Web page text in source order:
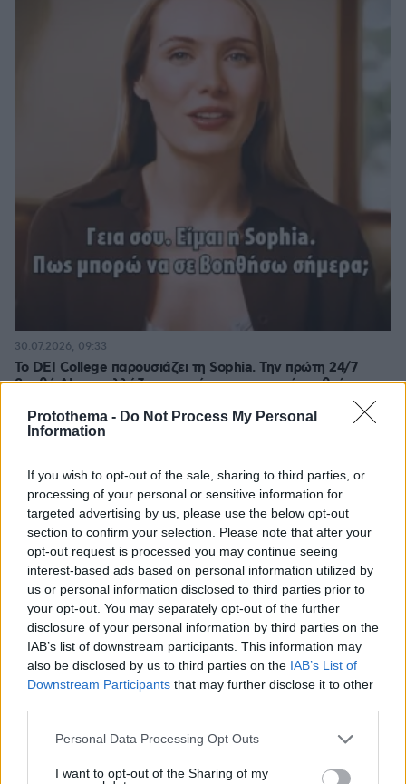
Protothema - Do Not Process My Personal
Information
If you wish to opt-out of the sale, sharing to third parties, or
processing of your personal or sensitive information for
targeted advertising by us, please use the below opt-out
section to confirm your selection. Please note that after your
opt-out request is processed you may continue seeing
interest-based ads based on personal information utilized by
us or personal information disclosed to third parties prior to
your opt-out. You may separately opt-out of the further
disclosure of your personal information by third parties on the
IAB’s list of downstream participants. This information may
also be disclosed by us to third parties on the IAB’s List of
Downstream Participants that may further disclose it to other
Please note that this website/app uses one or more Google
not limited to your visit or usage behaviour. You may click to
Personal Data Processing Opt Outs
I want to opt-out of the Sharing of my
Το DEI College παρουσιάζει τη Sophia. Την πρώτη 24/7
βοηθό AI που αλλάζει τον τρόπο με τον οποίο μαθαίνουν οι
30.07.2026, 09:33
Διασκεδάζουμε υπεύθυνα, επιστρέφουμε με ασφάλεια
29.07.2026, 09:39
ΡΟΗ ΕΙΔΗΣΕΩΝ
Ειδήσεις Δημοφιλή Σχολιασμένα
πριν 21 λεπτά
Γκολ ο Παυλίδης στη εξάρα της Μπενφίκα στη Χαρτς και